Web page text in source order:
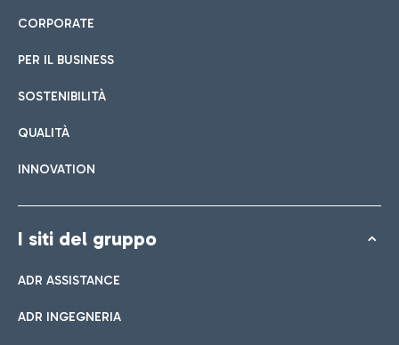
CORPORATE
PER IL BUSINESS
SOSTENIBILITÀ
QUALITÀ
INNOVATION
I siti del gruppo
ADR ASSISTANCE
ADR INGEGNERIA